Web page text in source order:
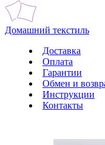
Домашний текстиль
Доставка
Оплата
Гарантии
Обмен и
Инструкции
Контакты